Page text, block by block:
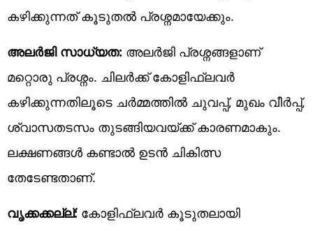
കഴിക്കുന്നത് കൂടുതൽ പ്രശ്നമായേക്കും.
അലർജി സാധ്യത: അലർജി പ്രശ്നങ്ങളാണ്
മറ്റൊരു പ്രശ്നം. ചിലർക്ക് കോളിഫ്ലവർ
കഴിക്കുന്നതിലൂടെ ചർമ്മത്തിൽ ചുവപ്പ്, മുഖം വീർപ്പ്,
ശ്വാസതടസം തുടങ്ങിയവയ്ക്ക് കാരണമാകും.
ലക്ഷണങ്ങൾ കണ്ടാൽ ഉടൻ ചികിത്സ
തേടേണ്ടതാണ്.
വൃക്കക്കല്ല്: കോളിഫ്ലവർ കൂടുതലായി